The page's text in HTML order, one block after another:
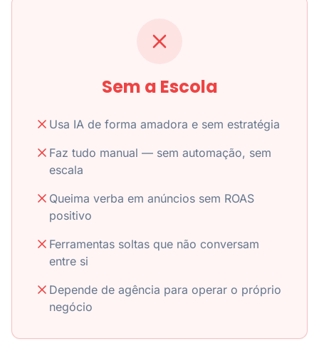
Sem a Escola
Usa IA de forma amadora e sem estratégia
Faz tudo manual — sem automação, sem
escala
Queima verba em anúncios sem ROAS
positivo
Ferramentas soltas que não conversam
entre si
Depende de agência para operar o próprio
negócio